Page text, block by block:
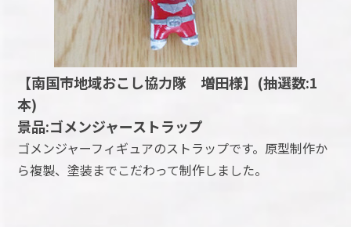
【南国市地域おこし協力隊 増田様】(抽選数:1
本)
景品:ゴメンジャーストラップ
ゴメンジャーフィギュアのストラップです。原型制作か
ら複製、塗装までこだわって制作しました。